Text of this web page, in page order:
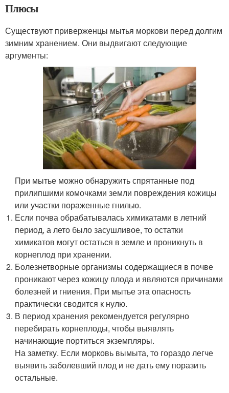
Плюсы
Существуют приверженцы мытья моркови перед долгим
зимним хранением. Они выдвигают следующие
аргументы:
При мытье можно обнаружить спрятанные под
прилипшими комочками земли повреждения кожицы
или участки пораженные гнилью.
Если почва обрабатывалась химикатами в летний
период, а лето было засушливое, то остатки
химикатов могут остаться в земле и проникнуть в
корнеплод при хранении.
Болезнетворные организмы содержащиеся в почве
проникают через кожицу плода и являются причинами
болезней и гниения. При мытье эта опасность
практически сводится к нулю.
В период хранения рекомендуется регулярно
перебирать корнеплоды, чтобы выявлять
начинающие портиться экземпляры.
На заметку. Если морковь вымыта, то гораздо легче
выявить заболевший плод и не дать ему поразить
остальные.